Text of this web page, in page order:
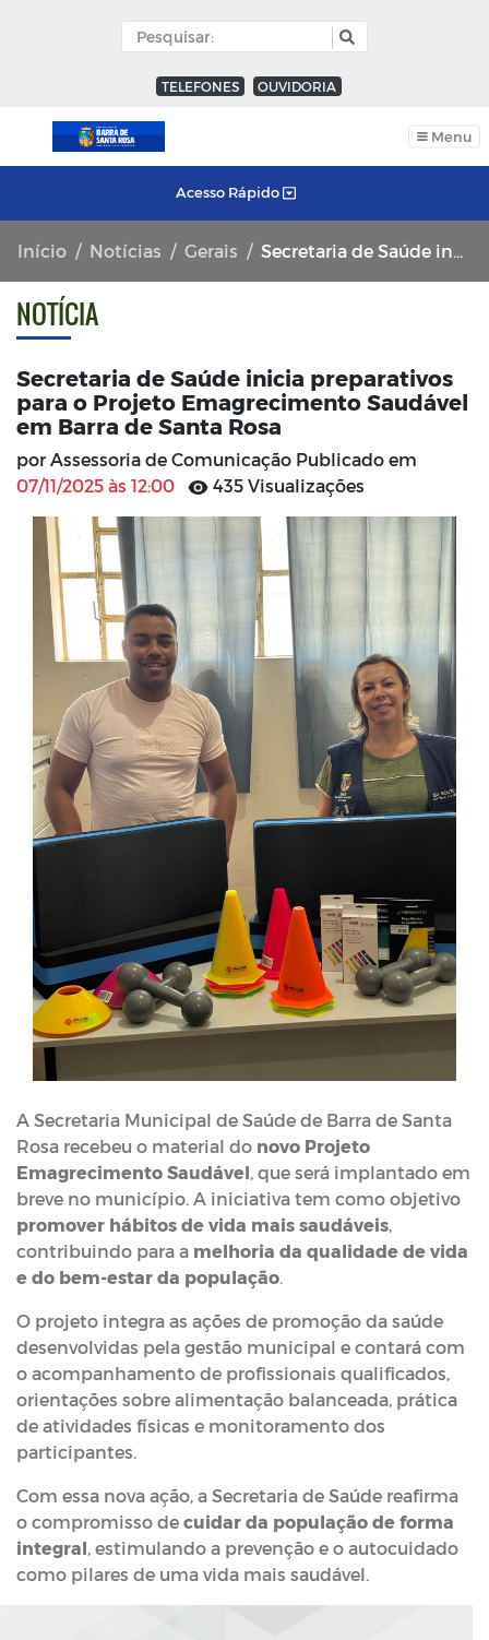
TELEFONES OUVIDORIA
Menu
Acesso Rápido
Início Notícias Gerais Secretaria de Saúde inicia preparativos para o Projeto Emagrecimento Saudável em Barra de Santa Rosa
NOTÍCIA
Secretaria de Saúde inicia preparativos
para o Projeto Emagrecimento Saudável
em Barra de Santa Rosa
por Assessoria de Comunicação Publicado em
07/11/2025 às 12:00
435 Visualizações
A Secretaria Municipal de Saúde de Barra de Santa
Rosa recebeu o material do novo Projeto
Emagrecimento Saudável, que será implantado em
breve no município. A iniciativa tem como objetivo
promover hábitos de vida mais saudáveis,
contribuindo para a melhoria da qualidade de vida
e do bem-estar da população.
O projeto integra as ações de promoção da saúde
desenvolvidas pela gestão municipal e contará com
o acompanhamento de profissionais qualificados,
orientações sobre alimentação balanceada, prática
de atividades físicas e monitoramento dos
participantes.
Com essa nova ação, a Secretaria de Saúde reafirma
o compromisso de cuidar da população de forma
integral, estimulando a prevenção e o autocuidado
como pilares de uma vida mais saudável.